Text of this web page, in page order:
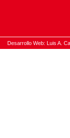
Desarrollo Web: Luis